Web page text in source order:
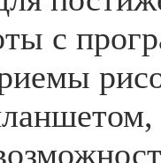
с